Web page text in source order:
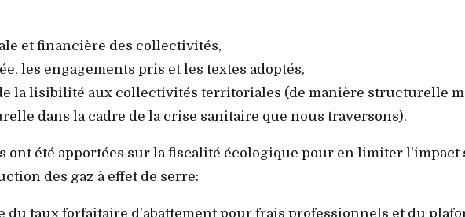
et financière des collectivités,
les engagements pris et les textes adoptés,
la lisibilité aux collectivités territoriales (de manière structurelle
dans la cadre de la crise sanitaire que nous traversons).
ont été apportées sur la fiscalité écologique pour en limiter l’impact
des gaz à effet de serre:
taux forfaitaire d’abattement pour frais professionnels et du